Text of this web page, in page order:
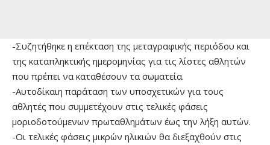
-Συζητήθηκε η επέκταση της μεταγραφικής περιόδου και
της καταπληκτικής ημερομηνίας για τις λίστες αθλητών
που πρέπει να καταθέσουν τα σωματεία.
-Αυτοδίκαιη παράταση των υποσχετικών για τους
αθλητές που συμμετέχουν στις τελικές φάσεις
μοριοδοτούμενων πρωταθλημάτων έως την λήξη αυτών.
-Οι τελικές φάσεις μικρών ηλικιών θα διεξαχθούν στις